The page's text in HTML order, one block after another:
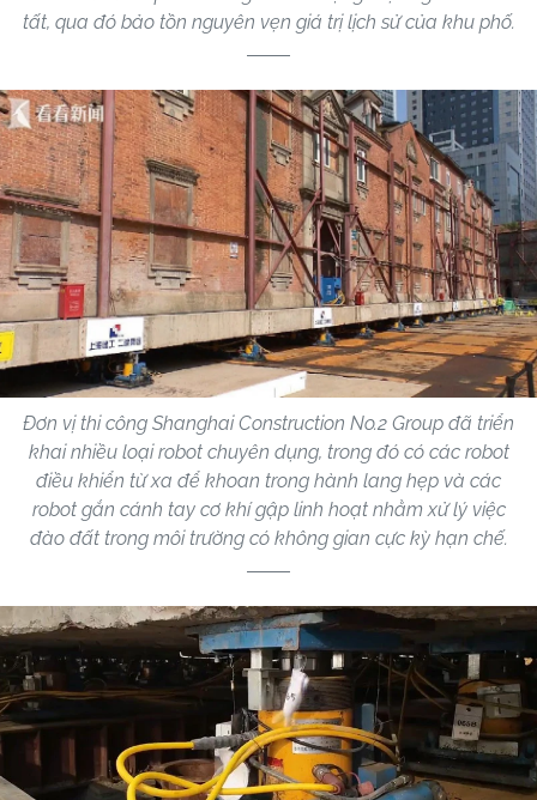
tất, qua đó bảo tồn nguyên vẹn giá trị lịch sử của khu phố.
Đơn vị thi công Shanghai Construction No.2 Group đã triển
khai nhiều loại robot chuyên dụng, trong đó có các robot
điều khiển từ xa để khoan trong hành lang hẹp và các
robot gắn cánh tay cơ khí gập linh hoạt nhằm xử lý việc
đào đất trong môi trường có không gian cực kỳ hạn chế.